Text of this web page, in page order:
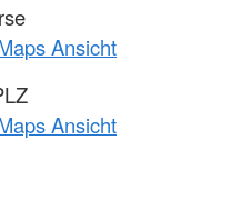
Ansicht
Ansicht